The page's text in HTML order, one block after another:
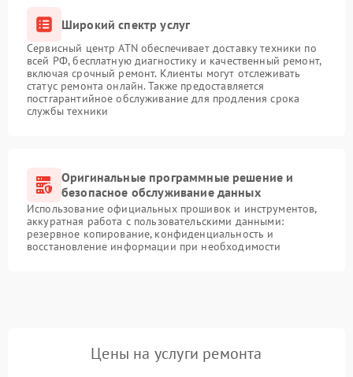
Широкий спектр услуг
Сервисный центр ATN обеспечивает доставку техники по
всей РФ, бесплатную диагностику и качественный ремонт,
включая срочный ремонт. Клиенты могут отслеживать
статус ремонта онлайн. Также предоставляется
постгарантийное обслуживание для продления срока
службы техники
Оригинальные программные решение и
безопасное обслуживание данных
Использование официальных прошивок и инструментов,
аккуратная работа с пользовательскими данными:
резервное копирование, конфиденциальность и
восстановление информации при необходимости
Цены на услуги ремонта